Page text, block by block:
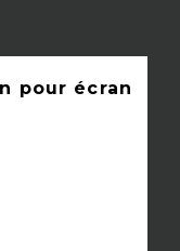
pour écran